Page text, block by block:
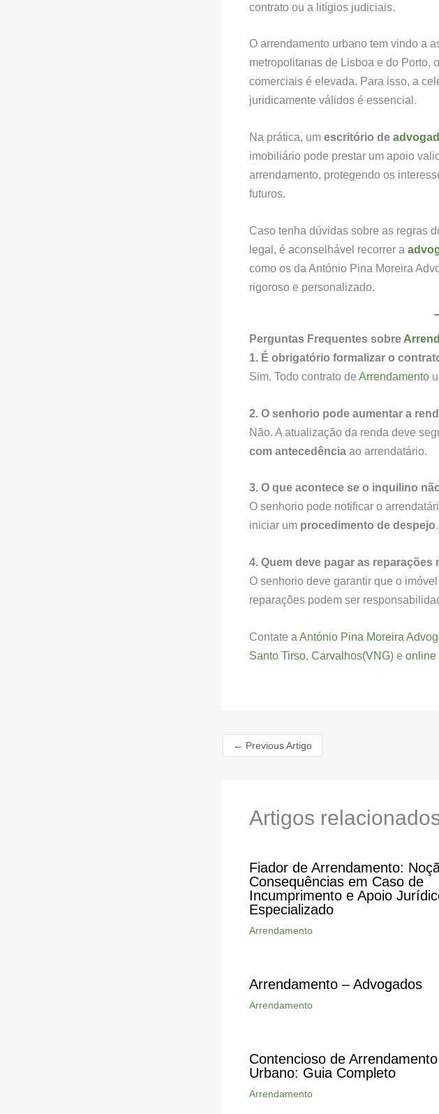
contrato ou a litígios judiciais.
O arrendamento urbano tem vindo a
metropolitanas de Lisboa e do Porto,
comerciais é elevada. Para isso, a
juridicamente válidos é essencial.
Na prática, um escritório de
imobiliário pode prestar um apoio
arrendamento, protegendo os
futuros.
Caso tenha dúvidas sobre as regras
legal, é aconselhável recorrer a
como os da António Pina Moreira
rigoroso e personalizado.
Perguntas Frequentes sobre
1. É obrigatório formalizar o
Sim. Todo contrato de Arrendamento
2. O senhorio pode aumentar a
Não. A atualização da renda deve
com antecedência ao arrendatário.
3. O que acontece se o inquilino
O senhorio pode notificar o
iniciar um procedimento de despejo.
4. Quem deve pagar as reparações
O senhorio deve garantir que o
reparações podem ser
Contate a António Pina Moreira
Santo Tirso, Carvalhos(VNG) e online
← Previous Artigo
Artigos
Fiador de Arrendamento:
Consequências em Caso de
Incumprimento e Apoio
Especializado
Arrendamento
Arrendamento – Advogados
Arrendamento
Contencioso de Arrendamento
Urbano: Guia Completo
Arrendamento